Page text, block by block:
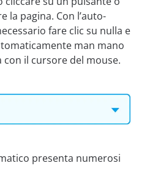
la pagina. Con l’auto-
fare clic su nulla e
man mano
con il cursore del mouse.
presenta numerosi